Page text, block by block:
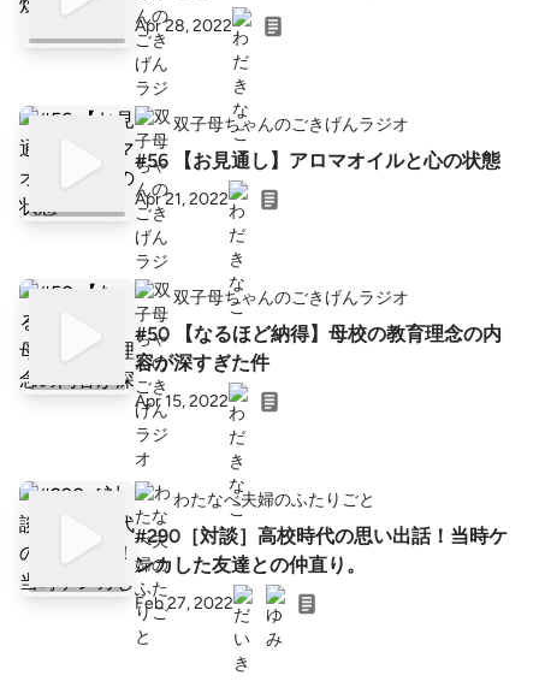
Apr 28, 2022
双子母ちゃんのごきげんラジオ
#56 【お見通し】アロマオイルと心の状態
Apr 21, 2022
双子母ちゃんのごきげんラジオ
#50 【なるほど納得】母校の教育理念の内
容が深すぎた件
Apr 15, 2022
わたなべ夫婦のふたりごと
#290［対談］高校時代の思い出話！当時ケ
ンカした友達との仲直り。
Feb 27, 2022